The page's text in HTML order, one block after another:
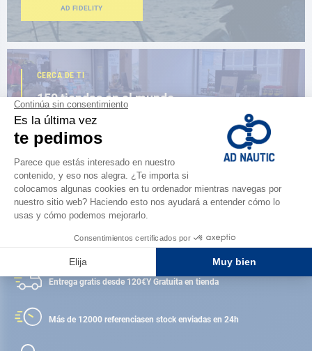
AD FIDELITY
CERCA DE TI
150 tiendas en el mundo,
la fuerza de una red
ENCUENTRA UNA TIENDA
Satisfecho o reembolsado
Entrega gratis desde 120€Y Gratuita en tienda
Más de 12000 referenciasen stock enviadas en 24h